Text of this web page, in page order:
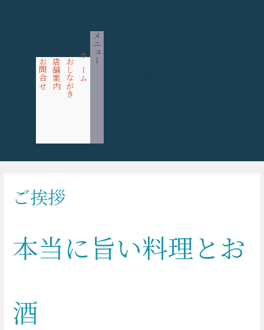
メニュー
ホーム
おしながき
店舗案内
お問合せ
ご挨拶
本当に旨い料理とお
酒